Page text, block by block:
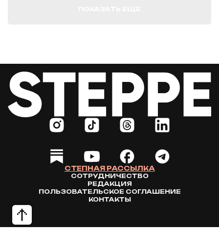
СТЕПНАЯ РАССЫЛКА
СОТРУДНИЧЕСТВО
РЕДАКЦИЯ
ПОЛЬЗОВАТЕЛЬСКОЕ СОГЛАШЕНИЕ
КОНТАКТЫ